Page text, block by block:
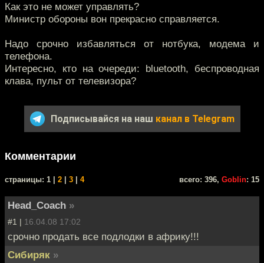
Как это не может управлять?
Министр обороны вон прекрасно справляется.
Надо срочно избавляться от нотбука, модема и
телефона.
Интересно, кто на очереди: bluetooth, беспроводная
клава, пульт от телевизора?
Подписывайся на наш канал в Telegram
Комментарии
cтраницы: 1 | 2 3 4 всего: 396, Goblin: 15
Head_Coach »
#1 | 16.04.08 17:02
срочно продать все подлодки в африку!!!
Сибиряк »